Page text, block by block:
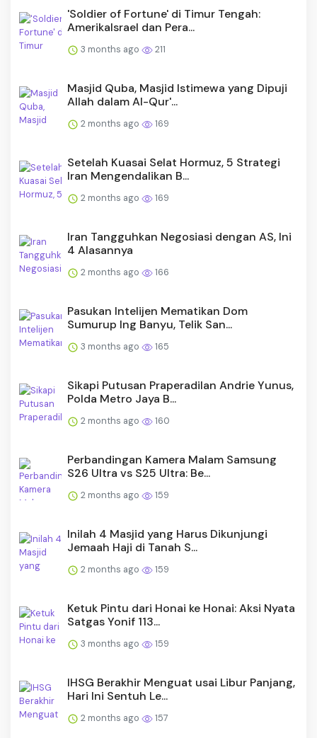
'Soldier of Fortune' di Timur Tengah:
AmerikaIsrael dan Pera...
3 months ago 211
Masjid Quba, Masjid Istimewa yang Dipuji
Allah dalam Al-Qur'...
2 months ago 169
Setelah Kuasai Selat Hormuz, 5 Strategi
Iran Mengendalikan B...
2 months ago 169
Iran Tangguhkan Negosiasi dengan AS, Ini
4 Alasannya
2 months ago 166
Pasukan Intelijen Mematikan Dom
Sumurup Ing Banyu, Telik San...
3 months ago 165
Sikapi Putusan Praperadilan Andrie Yunus,
Polda Metro Jaya B...
2 months ago 160
Perbandingan Kamera Malam Samsung
S26 Ultra vs S25 Ultra: Be...
2 months ago 159
Inilah 4 Masjid yang Harus Dikunjungi
Jemaah Haji di Tanah S...
2 months ago 159
Ketuk Pintu dari Honai ke Honai: Aksi Nyata
Satgas Yonif 113...
3 months ago 159
IHSG Berakhir Menguat usai Libur Panjang,
Hari Ini Sentuh Le...
2 months ago 157